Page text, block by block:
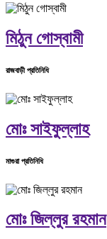
মিঠুন গোস্বামী
রাজবাড়ী প্রতিনিধি
মোঃ সাইফুল্লাহ
মাগুরা প্রতিনিধি
মোঃ জিল্লুর রহমান